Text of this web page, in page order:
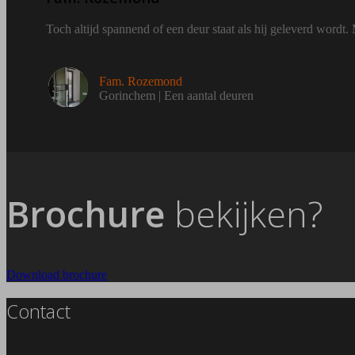
Toch altijd spannend of een deur staat als hij geleverd
Fam. Rozemond
Gorinchem | Een aantal deuren
Brochure bekijken?
Download brochure
Contact